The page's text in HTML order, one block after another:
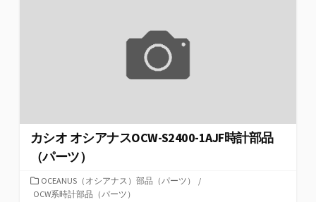
カシオ オシアナスOCW-S2400-1AJF時計部品
（パーツ）
カ
テ
OCEANUS（オシアナス）部品（パーツ）
/
OCW系時計部品（パーツ）